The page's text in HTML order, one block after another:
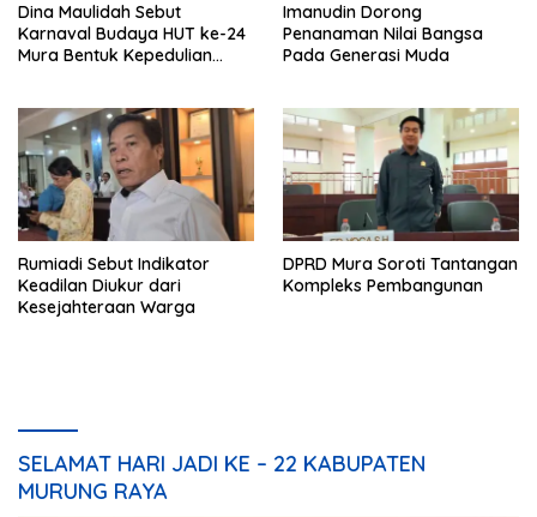
Dina Maulidah Sebut
Karnaval Budaya HUT ke-24
Mura Bentuk Kepedulian
Imanudin Dorong
Penanaman Nilai Bangsa
Pada Generasi Muda
Rumiadi Sebut Indikator
Keadilan Diukur dari
Kesejahteraan Warga
DPRD Mura Soroti Tantangan
Kompleks Pembangunan
SELAMAT HARI JADI KE – 22 KABUPATEN
MURUNG RAYA